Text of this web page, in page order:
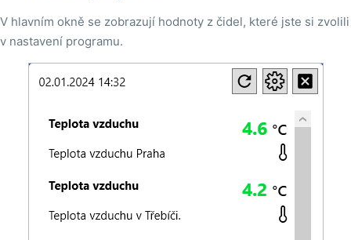
V hlavním okně se zobrazují hodnoty z čidel, které jste si zvolili
v nastavení programu.